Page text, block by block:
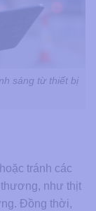
sáng từ thiết bị
tránh các
như thịt
Đồng thời,